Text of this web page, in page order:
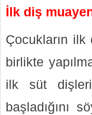
İlk diş
Çocukların
birlikte
ilk süt
başladığını